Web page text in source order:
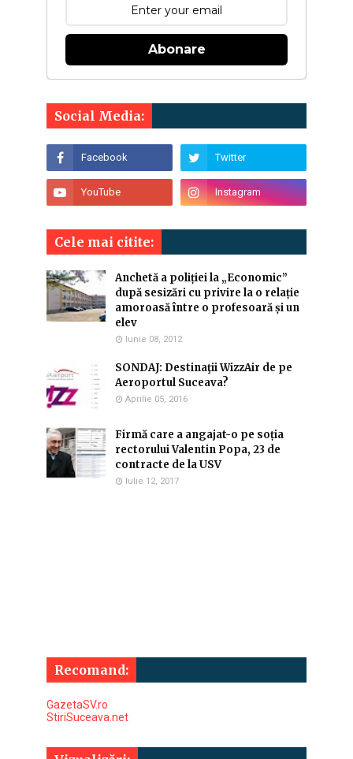
Abonare
Social Media:
Cele mai citite:
Anchetă a poliției la „Economic”
după sesizări cu privire la o relație
amoroasă între o profesoară și un
elev
Iunie 08, 2012
SONDAJ: Destinaţii WizzAir de pe
Aeroportul Suceava?
Aprilie 05, 2016
Firmă care a angajat-o pe soția
rectorului Valentin Popa, 23 de
contracte de la USV
Iulie 12, 2017
Recomand:
GazetaSV.ro
StiriSuceava.net